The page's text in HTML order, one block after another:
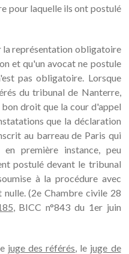
pour laquelle ils ont postulé
la représentation obligatoire
et qu'un avocat ne postule
pas obligatoire. Lorsque
du tribunal de Nanterre,
droit que la cour d'appel
que la déclaration
au barreau de Paris qui
première instance, peu
postulé devant le tribunal
à la procédure avec
(2e Chambre civile 28
, BICC n°843 du 1er juin
juge des référés, le juge de